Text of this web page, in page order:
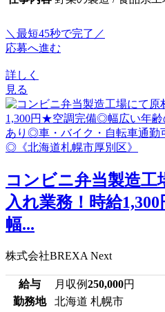
＼最短45秒で完了／
応募へ進む
詳しく
見る
コンビニ弁当製造工
入れ業務！時給
幅...
株式会社BREXA Next
給与 月収例250,000円
勤務地
北海道 札幌市